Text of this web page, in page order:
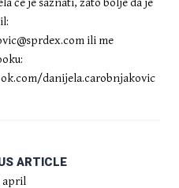
će je saznati, zato bolje da je
ili me
danijela.carobnjakovic
ARTICLE
april